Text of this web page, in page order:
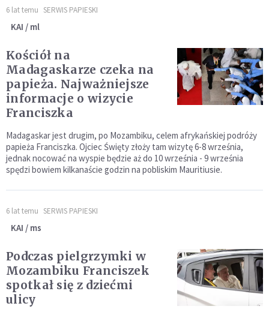
6 lat temu SERWIS PAPIESKI
KAI / ml
Kościół na
Madagaskarze czeka na
papieża. Najważniejsze
informacje o wizycie
Franciszka
Madagaskar jest drugim, po Mozambiku, celem afrykańskiej podróży
papieża Franciszka. Ojciec Święty złoży tam wizytę 6-8 września,
jednak nocować na wyspie będzie aż do 10 września - 9 września
spędzi bowiem kilkanaście godzin na pobliskim Mauritiusie.
6 lat temu SERWIS PAPIESKI
KAI / ms
Podczas pielgrzymki w
Mozambiku Franciszek
spotkał się z dziećmi
ulicy